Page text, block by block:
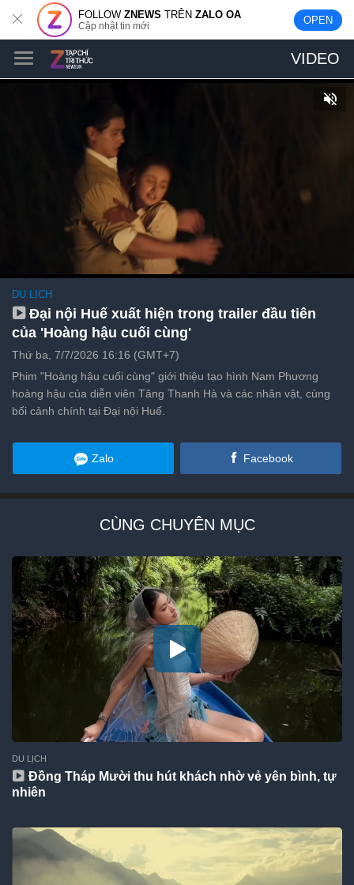
FOLLOWZNEWS TRÊNZALO OA
Cập nhật tin mới OPEN
VIDEO
DU LỊCH
Đại nội Huế xuất hiện trong trailer đầu tiên
của 'Hoàng hậu cuối cùng'
Thứ ba, 7/7/2026 16:16 (GMT+7)
Phim "Hoàng hậu cuối cùng" giới thiệu tạo hình Nam Phương
hoàng hậu của diễn viên Tăng Thanh Hà và các nhân vật, cùng
bối cảnh chính tại Đại nội Huế.
Zalo Facebook
DU LỊCH
Đồng Tháp Mười thu hút khách nhờ vẻ yên bình, tự
nhiên